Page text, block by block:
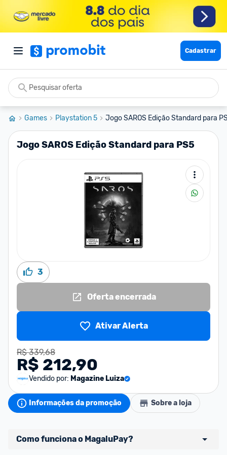
Cadastrar
Games Playstation 5 Jogo SAROS Edição Standard para
Jogo SAROS Edição Standard para PS5
3
Oferta encerrada
Ativar Alerta
R$ 339,68
R$ 212,90
Vendido por: Magazine Luiza
Informações da promoção Sobre a loja
Como funciona o MagaluPay?